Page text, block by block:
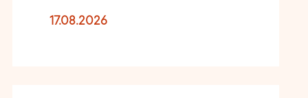
17.08.2026